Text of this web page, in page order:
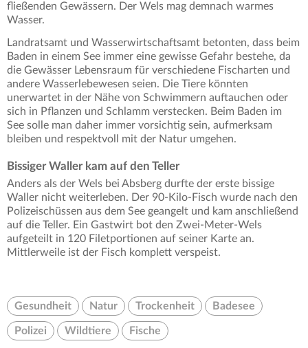
fließenden Gewässern. Der Wels mag demnach warmes
Wasser.
Landratsamt und Wasserwirtschaftsamt betonten, dass beim
Baden in einem See immer eine gewisse Gefahr bestehe, da
die Gewässer Lebensraum für verschiedene Fischarten und
andere Wasserlebewesen seien. Die Tiere könnten
unerwartet in der Nähe von Schwimmern auftauchen oder
sich in Pflanzen und Schlamm verstecken. Beim Baden im
See solle man daher immer vorsichtig sein, aufmerksam
bleiben und respektvoll mit der Natur umgehen.
Bissiger Waller kam auf den Teller
Anders als der Wels bei Absberg durfte der erste bissige
Waller nicht weiterleben. Der 90-Kilo-Fisch wurde nach den
Polizeischüssen aus dem See geangelt und kam anschließend
auf die Teller. Ein Gastwirt bot den Zwei-Meter-Wels
aufgeteilt in 120 Filetportionen auf seiner Karte an.
Mittlerweile ist der Fisch komplett verspeist.
Gesundheit Natur Trockenheit Badesee
Polizei Wildtiere Fische